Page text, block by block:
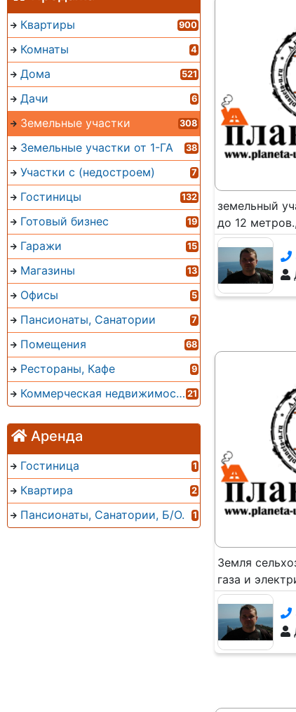
Квартиры 900
Комнаты 4
Дома 521
Дачи 6
Земельные участки 308
Земельные участки от 1-ГА 38
Участки с (недостроем) 7
Гостиницы 132
Готовый бизнес 19
Гаражи 15
Магазины 13
Офисы 5
Пансионаты, Санатории 7
Помещения 68
Рестораны, Кафе 9
Коммерческая недвижимость 21
Аренда
Гостиница 1
Квартира 2
Пансионаты, Санатории, Б/О. 1
земельный
до 12
Земля
газа и